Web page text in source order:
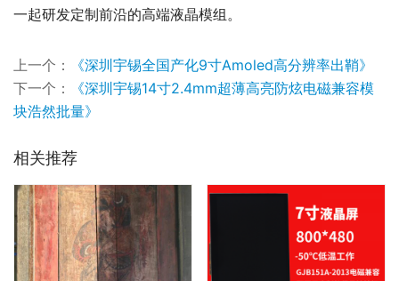
一起研发定制前沿的高端液晶模组。
上一个：
《深圳宇锡全国产化9寸Amoled高分辨率出鞘》
下一个：
《深圳宇锡14寸2.4mm超薄高亮防炫电磁兼容模
块浩然批量》
相关推荐